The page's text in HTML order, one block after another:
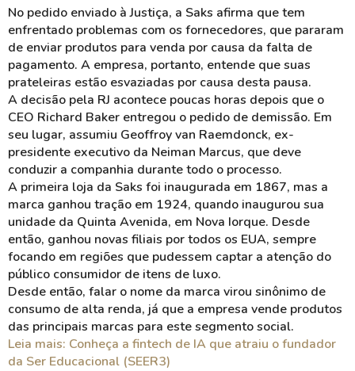
No pedido enviado à Justiça, a Saks afirma que tem
enfrentado problemas com os fornecedores, que pararam
de enviar produtos para venda por causa da falta de
pagamento. A empresa, portanto, entende que suas
prateleiras estão esvaziadas por causa desta pausa.
A decisão pela RJ acontece poucas horas depois que o
CEO Richard Baker entregou o pedido de demissão. Em
seu lugar, assumiu Geoffroy van Raemdonck, ex-
presidente executivo da Neiman Marcus, que deve
conduzir a companhia durante todo o processo.
A primeira loja da Saks foi inaugurada em 1867, mas a
marca ganhou tração em 1924, quando inaugurou sua
unidade da Quinta Avenida, em Nova Iorque. Desde
então, ganhou novas filiais por todos os EUA, sempre
focando em regiões que pudessem captar a atenção do
público consumidor de itens de luxo.
Desde então, falar o nome da marca virou sinônimo de
consumo de alta renda, já que a empresa vende produtos
das principais marcas para este segmento social.
Leia mais: Conheça a fintech de IA que atraiu o fundador
da Ser Educacional (SEER3)